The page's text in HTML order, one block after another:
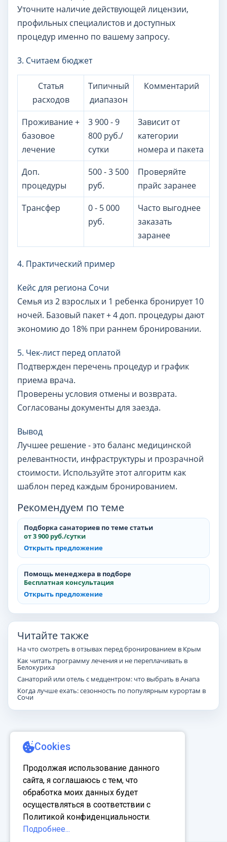
Уточните наличие действующей лицензии,
профильных специалистов и доступных
процедур именно по вашему запросу.
3. Считаем бюджет
Статья
расходов
Типичный
диапазон
Комментарий
Проживание +
базовое
лечение
3 900 - 9
800 руб./
сутки
Зависит от
категории
номера и пакета
Доп.
процедуры
500 - 3 500
руб.
Проверяйте
прайс заранее
Трансфер
0 - 5 000
руб.
Часто выгоднее
заказать
заранее
4. Практический пример
Кейс для региона Сочи
Семья из 2 взрослых и 1 ребенка бронирует 10
ночей. Базовый пакет + 4 доп. процедуры дают
экономию до 18% при раннем бронировании.
5. Чек-лист перед оплатой
Подтвержден перечень процедур и график
приема врача.
Проверены условия отмены и возврата.
Согласованы документы для заезда.
Вывод
Лучшее решение - это баланс медицинской
релевантности, инфраструктуры и прозрачной
стоимости. Используйте этот алгоритм как
шаблон перед каждым бронированием.
Рекомендуем по теме
Подборка санаториев по теме статьи
от 3 900 руб./сутки
Открыть предложение
Помощь менеджера в подборе
Бесплатная консультация
Открыть предложение
Читайте также
На что смотреть в отзывах перед бронированием в Крым
Как читать программу лечения и не переплачивать в
Белокуриха
Санаторий или отель с медцентром: что выбрать в Анапа
Когда лучше ехать: сезонность по популярным курортам в
Сочи